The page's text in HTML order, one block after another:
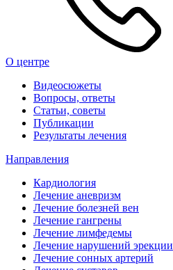
О центре
Видеосюжеты
Вопросы, ответы
Статьи, советы
Публикации
Результаты лечения
Направления
Кардиология
Лечение аневризм
Лечение болезней вен
Лечение гангрены
Лечение лимфедемы
Лечение нарушений эрекции
Лечение сонных артерий